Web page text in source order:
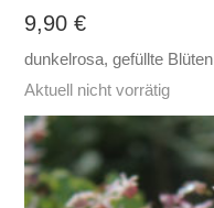
9,90€
dunkelrosa, gefüllte Blüten
Aktuell nicht vorrätig